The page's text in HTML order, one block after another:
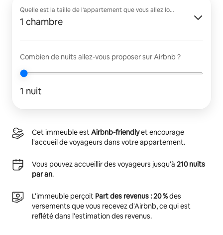
Quelle est la taille de l'appartement que vous allez louer ?
1 chambre
Combien de nuits allez-vous proposer sur Airbnb ?
1 nuit
Cet immeuble estAirbnb-friendlyet encourage
l'accueil de voyageurs dans votre appartement.
Vous pouvez accueillir des voyageurs jusqu'à 210 nuits
par an.
L'immeuble perçoit Part des revenus : 20 %des
versements que vous recevez d'Airbnb, ce qui est
reflété dans l'estimation des revenus.